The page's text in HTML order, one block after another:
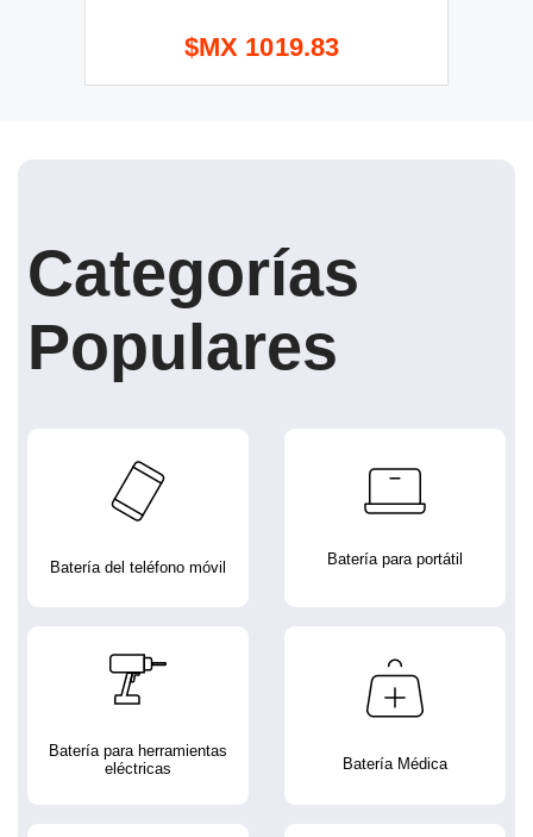
$MX 1019.83
Categorías
Populares
Batería del teléfono móvil Batería para portátil
Batería para herramientas
eléctricas
Batería Médica